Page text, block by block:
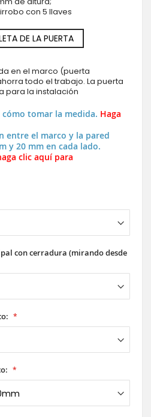
con 5 llaves
DE LA PUERTA
en el marco (puerta
todo el trabajo. La puerta
para la instalación
tomar la medida. Haga
entre el marco y la pared
y 20 mm en cada lado.
clic aquí para
con cerradura (mirando desde